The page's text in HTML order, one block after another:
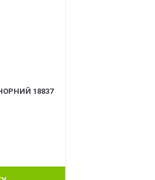
18837